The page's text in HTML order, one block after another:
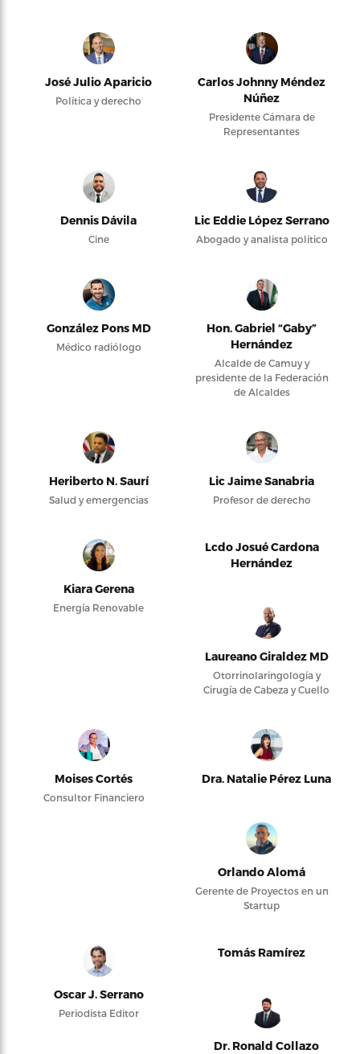
José Julio Aparicio
Política y derecho
Carlos Johnny Méndez
Núñez
Presidente Cámara de
Representantes
Dennis Dávila
Cine
Lic Eddie López Serrano
Abogado y analista político
González Pons MD
Médico radiólogo
Hon. Gabriel “Gaby”
Hernández
Alcalde de Camuy y
presidente de la Federación
de Alcaldes
Heriberto N. Saurí
Salud y emergencias
Lic Jaime Sanabria
Profesor de derecho
Kiara Gerena
Energía Renovable
Lcdo Josué Cardona
Hernández
Laureano Giraldez MD
Otorrinolaringología y
Cirugía de Cabeza y Cuello
Moises Cortés
Consultor Financiero
Dra. Natalie Pérez Luna
Orlando Alomá
Gerente de Proyectos en un
Startup
Oscar J. Serrano
Periodista Editor
Tomás Ramírez
Dr. Ronald Collazo